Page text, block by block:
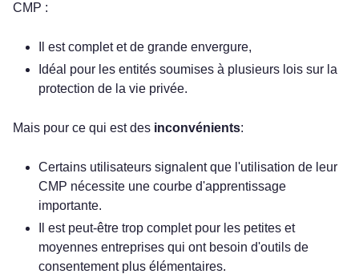
CMP :
Il est complet et de grande envergure,
Idéal pour les entités soumises à plusieurs lois sur la
protection de la vie privée.
Mais pour ce qui est des inconvénients:
Certains utilisateurs signalent que l'utilisation de leur
CMP nécessite une courbe d'apprentissage
importante.
Il est peut-être trop complet pour les petites et
moyennes entreprises qui ont besoin d'outils de
consentement plus élémentaires.